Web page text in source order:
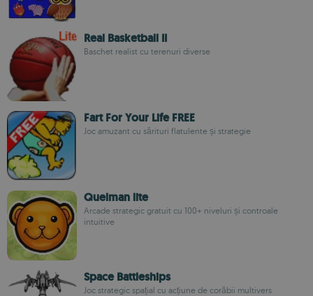
Real Basketball II
Baschet realist cu terenuri diverse
Fart For Your Life FREE
Joc amuzant cu sărituri flatulente și strategie
Quelman lite
Arcade strategic gratuit cu 100+ niveluri și controale
intuitive
Space Battleships
Joc strategic spațial cu acțiune de corăbii multivers